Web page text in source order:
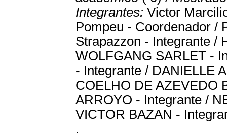
Integrantes: Victor
Pompeu - Coordenador /
Strapazzon - Integrante /
WOLFGANG SARLET -
- Integrante / DANIELLE
COELHO DE AZEVEDO
ARROYO - Integrante /
VICTOR BAZAN -
.